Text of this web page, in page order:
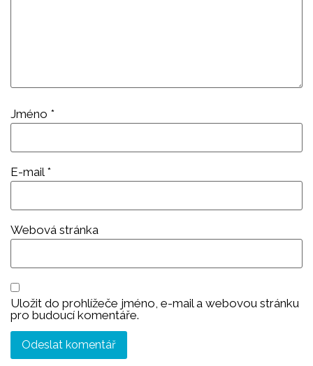
Jméno *
E-mail *
Webová stránka
Uložit do prohlížeče jméno, e-mail a webovou stránku
pro budoucí komentáře.